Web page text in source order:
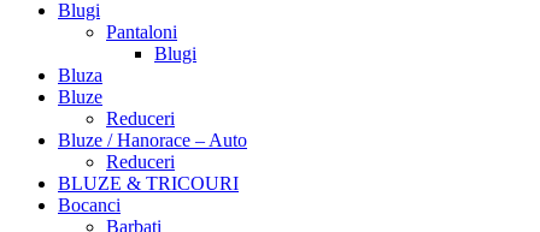
Blugi
Pantaloni
Blugi
Bluza
Bluze
Reduceri
Bluze / Hanorace – Auto
Reduceri
BLUZE & TRICOURI
Bocanci
Barbati